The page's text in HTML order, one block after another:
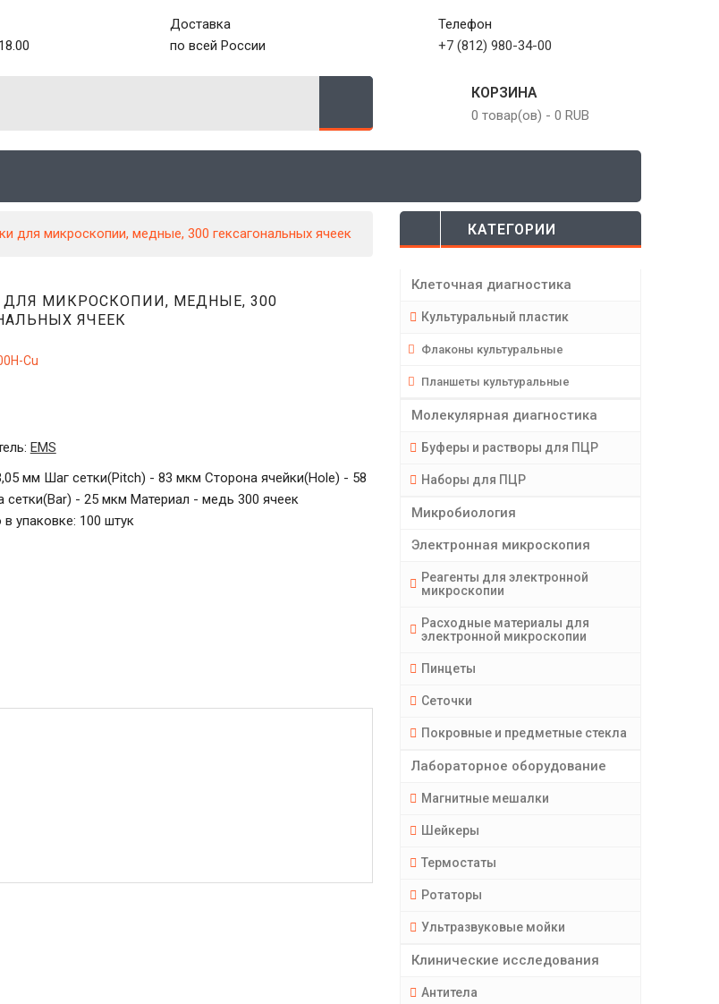
Доставка
по всей России
Телефон
+7 (812) 980-34-00
КОРЗИНА
0 товар(ов) - 0 RUB
для микроскопии, медные, 300 гексагональных ячеек
ДЛЯ МИКРОСКОПИИ, МЕДНЫЕ, 300
ЯЧЕЕК
Cu
EMS
мм Шаг сетки(Pitch) - 83 мкм Сторона ячейки(Hole) - 58
- 25 мкм Материал - медь 300 ячеек
упаковке: 100 штук
КАТЕГОРИИ
Клеточная диагностика
Культуральный пластик
Флаконы культуральные
Планшеты культуральные
Молекулярная диагностика
Буферы и растворы для ПЦР
Наборы для ПЦР
Микробиология
Электронная микроскопия
Реагенты для электронной
микроскопии
Расходные материалы для
электронной микроскопии
Пинцеты
Сеточки
Покровные и предметные стекла
Лабораторное оборудование
Магнитные мешалки
Шейкеры
Термостаты
Ротаторы
Ультразвуковые мойки
Клинические исследования
Антитела